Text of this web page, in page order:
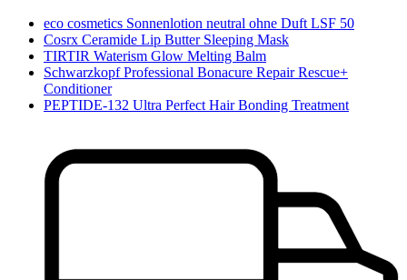
eco cosmetics Sonnenlotion neutral ohne Duft LSF 50
Cosrx Ceramide Lip Butter Sleeping Mask
TIRTIR Waterism Glow Melting Balm
Schwarzkopf Professional Bonacure Repair Rescue+
Conditioner
PEPTIDE-132 Ultra Perfect Hair Bonding Treatment